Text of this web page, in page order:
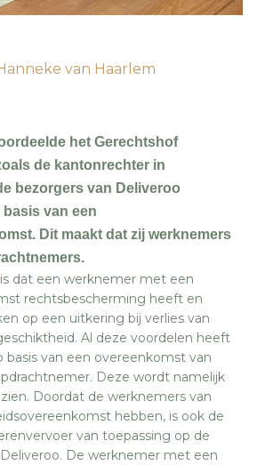
van Haarlem
het Gerechtshof
de kantonrechter in
bezorgers van Deliveroo
van een
Dit maakt dat zij werknemers
dat een werknemer met een
rechtsbescherming heeft en
op een uitkering bij verlies van
Al deze voordelen heeft
basis van een overeenkomst van
Deze wordt namelijk
Doordat de werknemers van
hebben, is ook de
van toepassing op de
De werknemer met een